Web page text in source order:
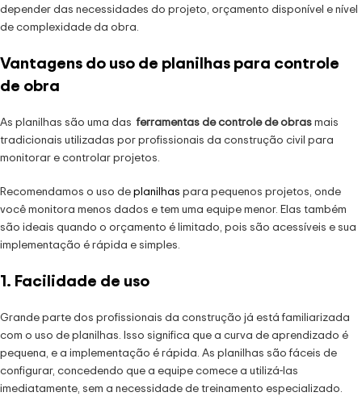
depender das necessidades do projeto, orçamento disponível e nível
de complexidade da obra.
Vantagens do uso de planilhas para controle
de obra
As planilhas são uma das ferramentas de controle de obrasmais
tradicionais utilizadas por profissionais da construção civil para
monitorar e controlar projetos.
Recomendamos o uso deplanilhas para pequenos projetos, onde
você monitora menos dados e tem uma equipe menor. Elas também
são ideais quando o orçamento é limitado, pois são acessíveis e sua
implementação é rápida e simples.
1. Facilidade de uso
Grande parte dos profissionais da construção já está familiarizada
com o uso de planilhas. Isso significa que a curva de aprendizado é
pequena, e a implementação é rápida. As planilhas são fáceis de
configurar, concedendo que a equipe comece a utilizá-las
imediatamente, sem a necessidade de treinamento especializado.